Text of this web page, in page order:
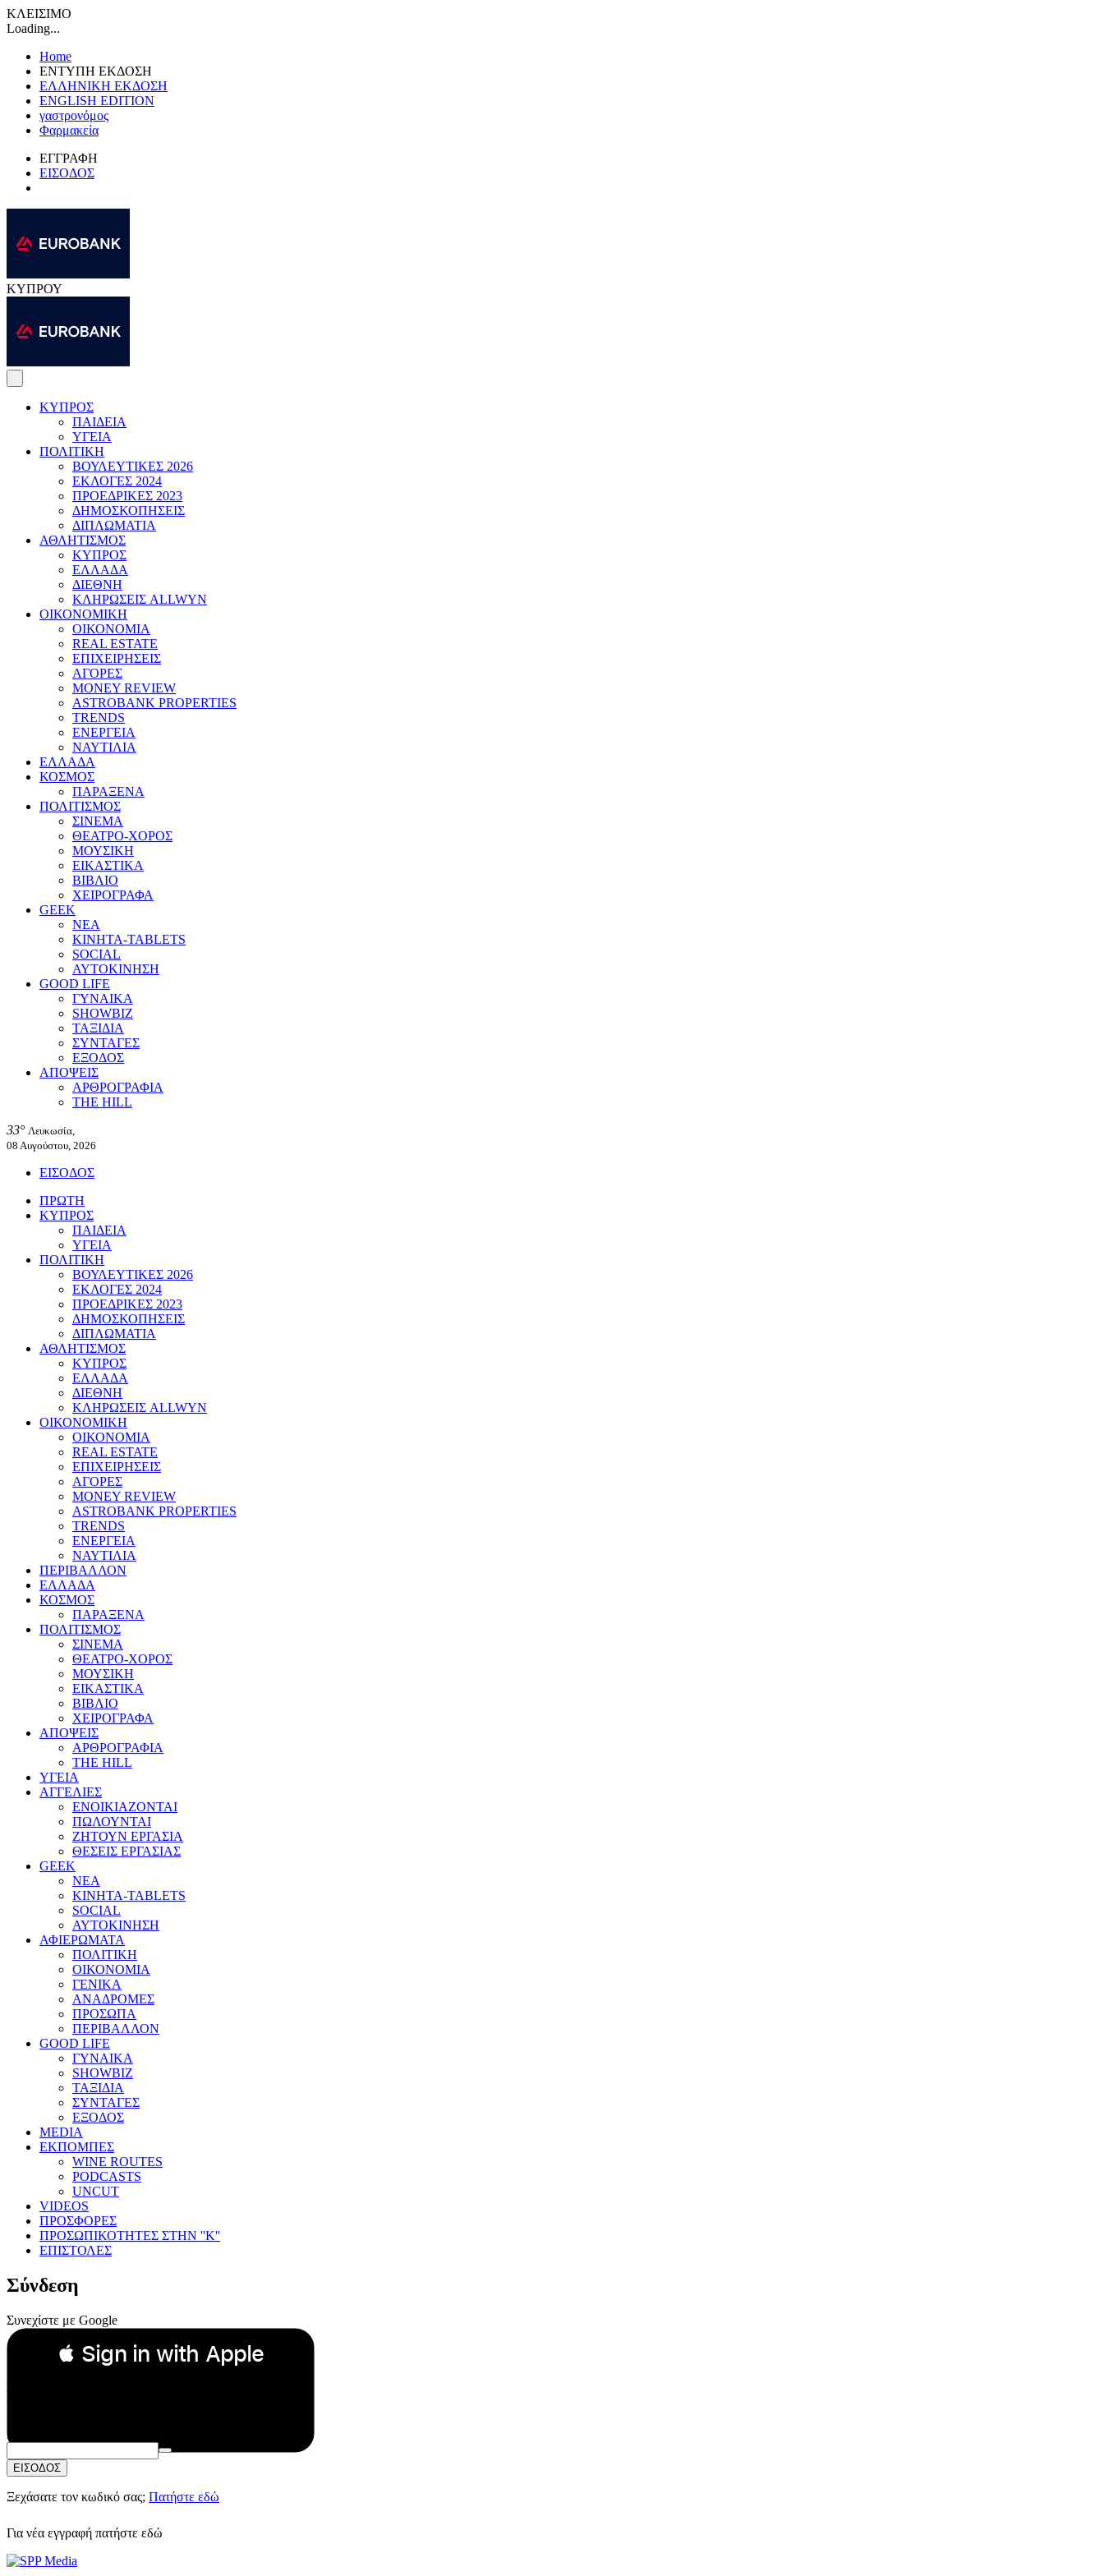
ΚΛΕΙΣΙΜΟ
Loading...
Home
ΕΝΤΥΠΗ ΕΚΔΟΣΗ
ΕΛΛΗΝΙΚΗ ΕΚΔΟΣΗ
ENGLISH EDITION
γαστρονόμος
Φαρμακεία
ΕΓΓΡΑΦΗ
ΕΙΣΟΔΟΣ
ΚΥΠΡΟΥ
ΚΥΠΡΟΣ
ΠΑΙΔΕΙΑ
ΥΓΕΙΑ
ΠΟΛΙΤΙΚΗ
ΒΟΥΛΕΥΤΙΚΕΣ 2026
ΕΚΛΟΓΕΣ 2024
ΠΡΟΕΔΡΙΚΕΣ 2023
ΔΗΜΟΣΚΟΠΗΣΕΙΣ
ΔΙΠΛΩΜΑΤΙΑ
ΑΘΛΗΤΙΣΜΟΣ
ΚΥΠΡΟΣ
ΕΛΛΑΔΑ
ΔΙΕΘΝΗ
ΚΛΗΡΩΣΕΙΣ ALLWYN
ΟΙΚΟΝΟΜΙΚΗ
ΟΙΚΟΝΟΜΙΑ
REAL ESTATE
ΕΠΙΧΕΙΡΗΣΕΙΣ
ΑΓΟΡΕΣ
MONEY REVIEW
ASTROBANK PROPERTIES
TRENDS
ΕΝΕΡΓΕΙΑ
ΝΑΥΤΙΛΙΑ
ΕΛΛΑΔΑ
ΚΟΣΜΟΣ
ΠΑΡΑΞΕΝΑ
ΠΟΛΙΤΙΣΜΟΣ
ΣΙΝΕΜΑ
ΘΕΑΤΡΟ-ΧΟΡΟΣ
ΜΟΥΣΙΚΗ
ΕΙΚΑΣΤΙΚΑ
ΒΙΒΛΙΟ
ΧΕΙΡΟΓΡΑΦΑ
GEEK
ΝΕΑ
ΚΙΝΗΤΑ-TABLETS
SOCIAL
ΑΥΤΟΚΙΝΗΣΗ
GOOD LIFE
ΓΥΝΑΙΚΑ
SHOWBIZ
ΤΑΞΙΔΙΑ
ΣΥΝΤΑΓΕΣ
ΕΞΟΔΟΣ
ΑΠΟΨΕΙΣ
ΑΡΘΡΟΓΡΑΦΙΑ
THE HILL
33° Λευκωσία,
08 Αυγούστου, 2026
ΕΙΣΟΔΟΣ
ΠΡΩΤΗ
ΚΥΠΡΟΣ
ΠΑΙΔΕΙΑ
ΥΓΕΙΑ
ΠΟΛΙΤΙΚΗ
ΒΟΥΛΕΥΤΙΚΕΣ 2026
ΕΚΛΟΓΕΣ 2024
ΠΡΟΕΔΡΙΚΕΣ 2023
ΔΗΜΟΣΚΟΠΗΣΕΙΣ
ΔΙΠΛΩΜΑΤΙΑ
ΑΘΛΗΤΙΣΜΟΣ
ΚΥΠΡΟΣ
ΕΛΛΑΔΑ
ΔΙΕΘΝΗ
ΚΛΗΡΩΣΕΙΣ ALLWYN
ΟΙΚΟΝΟΜΙΚΗ
ΟΙΚΟΝΟΜΙΑ
REAL ESTATE
ΕΠΙΧΕΙΡΗΣΕΙΣ
ΑΓΟΡΕΣ
MONEY REVIEW
ASTROBANK PROPERTIES
TRENDS
ΕΝΕΡΓΕΙΑ
ΝΑΥΤΙΛΙΑ
ΠΕΡΙΒΑΛΛΟΝ
ΕΛΛΑΔΑ
ΚΟΣΜΟΣ
ΠΑΡΑΞΕΝΑ
ΠΟΛΙΤΙΣΜΟΣ
ΣΙΝΕΜΑ
ΘΕΑΤΡΟ-ΧΟΡΟΣ
ΜΟΥΣΙΚΗ
ΕΙΚΑΣΤΙΚΑ
ΒΙΒΛΙΟ
ΧΕΙΡΟΓΡΑΦΑ
ΑΠΟΨΕΙΣ
ΑΡΘΡΟΓΡΑΦΙΑ
THE HILL
ΥΓΕΙΑ
ΑΓΓΕΛΙΕΣ
ΕΝΟΙΚΙΑΖΟΝΤΑΙ
ΠΩΛΟΥΝΤΑΙ
ΖΗΤΟΥΝ ΕΡΓΑΣΙΑ
ΘΕΣΕΙΣ ΕΡΓΑΣΙΑΣ
GEEK
ΝΕΑ
ΚΙΝΗΤΑ-TABLETS
SOCIAL
ΑΥΤΟΚΙΝΗΣΗ
ΑΦΙΕΡΩΜΑΤΑ
ΠΟΛΙΤΙΚΗ
ΟΙΚΟΝΟΜΙΑ
ΓΕΝΙΚΑ
ΑΝΑΔΡΟΜΕΣ
ΠΡΟΣΩΠΑ
ΠΕΡΙΒΑΛΛΟΝ
GOOD LIFE
ΓΥΝΑΙΚΑ
SHOWBIZ
ΤΑΞΙΔΙΑ
ΣΥΝΤΑΓΕΣ
ΕΞΟΔΟΣ
MEDIA
ΕΚΠΟΜΠΕΣ
WINE ROUTES
PODCASTS
UNCUT
VIDEOS
ΠΡΟΣΦΟΡΕΣ
ΠΡΟΣΩΠΙΚΟΤΗΤΕΣ ΣΤΗΝ ''Κ''
ΕΠΙΣΤΟΛΕΣ
Σύνδεση
Συνεχίστε με Google
 Sign in with Apple
Συνεχίστε με Apple
ή
Email:
Κωδικός Πρόσβασης:
ΕΙΣΟΔΟΣ
Ξεχάσατε τον κωδικό σας; Πατήστε εδώ
Για νέα εγγραφή πατήστε εδώ